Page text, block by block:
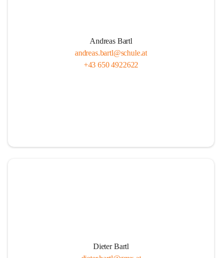
Andreas Bartl
andreas.bartl@schule.at
+43 650 4922622
Dieter Bartl